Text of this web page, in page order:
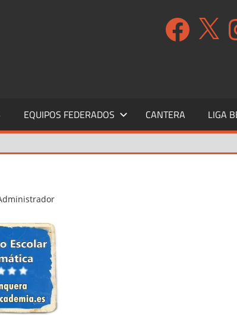
Facebook
X
EQUIPOS FEDERADOS CANTERA LIGA